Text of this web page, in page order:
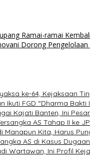
Ramai-ramai
Dorong
ke-64, Kejaksaan
Ikuti FGD “Dharma
Kajati Banten, Ini
AS Tahap II ke
Manapun Kita, Harus
AS di Kasus
Wartawan, Ini Profil